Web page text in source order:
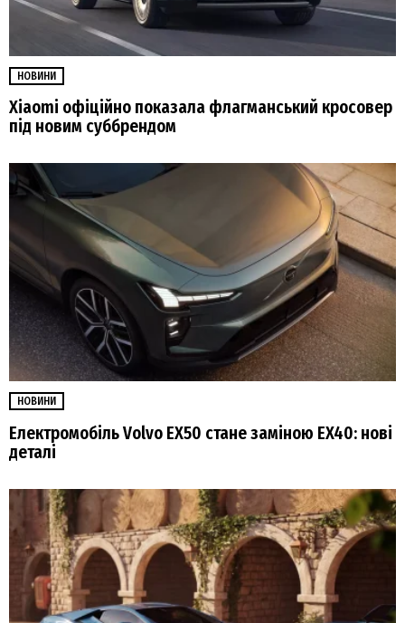
НОВИНИ
Xiaomi офіційно показала флагманський кросовер
під новим суббрендом
НОВИНИ
Електромобіль Volvo EX50 стане заміною EX40: нові
деталі